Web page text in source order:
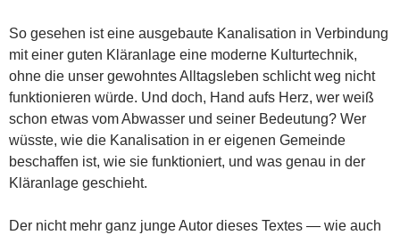
So gesehen ist eine ausgebaute Kanalisation in Verbindung
mit einer guten Kläranlage eine moderne Kulturtechnik,
ohne die unser gewohntes Alltagsleben schlicht weg nicht
funktionieren würde. Und doch, Hand aufs Herz, wer weiß
schon etwas vom Abwasser und seiner Bedeutung? Wer
wüsste, wie die Kanalisation in er eigenen Gemeinde
beschaffen ist, wie sie funktioniert, und was genau in der
Kläranlage geschieht.
Der nicht mehr ganz junge Autor dieses Textes — wie auch